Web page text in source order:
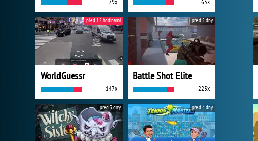
79x 65x
WorldGuessr
147x
před 12 hodinami
Battle Shot Elite
223x
před 2 dny
před 3 dny před 4 dny